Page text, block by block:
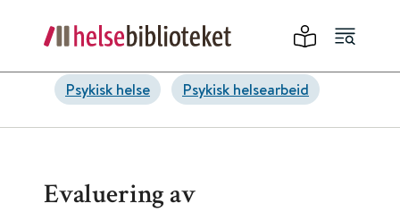
Psykisk helse Psykisk helsearbeid
Evaluering av